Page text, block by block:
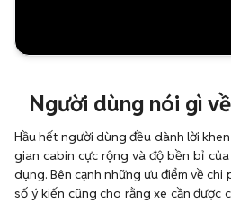
Người dùng nói gì
Hầu hết người dùng đều dành lời
gian cabin cực rộng và độ bền bỉ
dụng. Bên cạnh những ưu điểm về chi
số ý kiến cũng cho rằng xe cần được